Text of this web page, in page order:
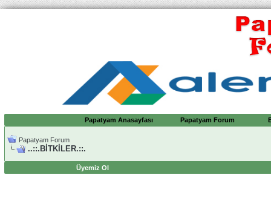
Papatyam Anasayfası Papatyam Forum
Papatyam Forum
..::.BİTKİLER.::.
Üyemiz Ol